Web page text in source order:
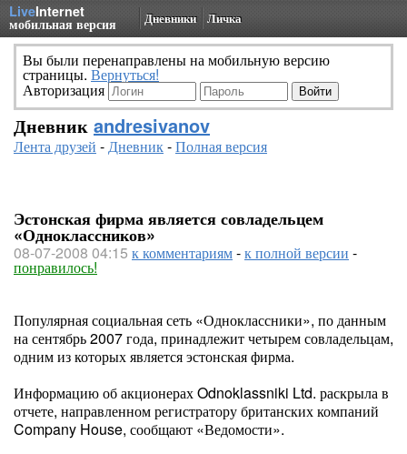
LiveInternet
мобильная версия Дневники Личка
Вы были перенаправлены на мобильную версию
страницы. Вернуться!
Авторизация
Дневник andresivanov
Лента друзей -Дневник-Полная версия
Эстонская фирма является совладельцем
«Одноклассников»
08-07-2008 04:15 к комментариям-к полной версии -
понравилось!
Популярная социальная сеть «Одноклассники», по данным
на сентябрь 2007 года, принадлежит четырем совладельцам,
одним из которых является эстонская фирма.
Информацию об акционерах Odnoklassniki Ltd. раскрыла в
отчете, направленном регистратору британских компаний
Company House, сообщают «Ведомости».